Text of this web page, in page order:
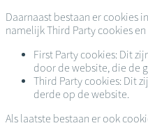
Daarnaast bestaan er cookies
namelijk Third Party cookies
First Party cookies: Dit
door de website, die de
Third Party cookies: Dit
derde op de website.
Als laatste bestaan er ook